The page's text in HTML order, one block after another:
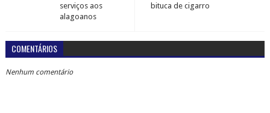
bituca de cigarro
serviços aos
alagoanos
COMENTÁRIOS
Nenhum comentário